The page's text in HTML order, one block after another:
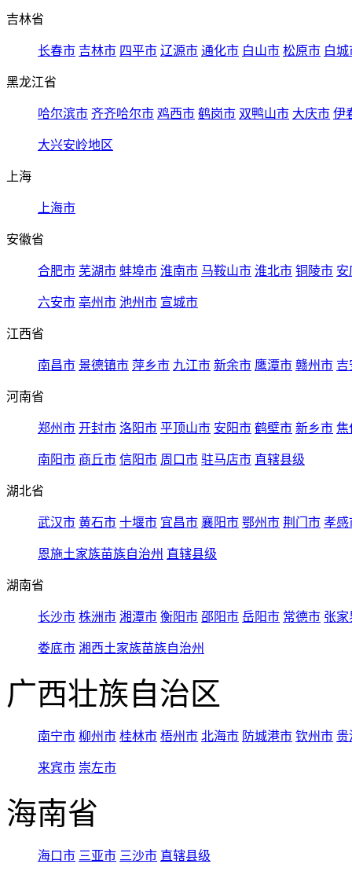
吉林省
长春市 吉林市 四平市 辽源市 通化市 白山市 松原市 白城
黑龙江省
哈尔滨市 齐齐哈尔市 鸡西市 鹤岗市 双鸭山市 大庆市 伊
大兴安岭地区
上海
上海市
安徽省
合肥市 芜湖市 蚌埠市 淮南市 马鞍山市 淮北市 铜陵市 安
六安市 亳州市 池州市 宣城市
江西省
南昌市 景德镇市 萍乡市 九江市 新余市 鹰潭市 赣州市 吉
河南省
郑州市 开封市 洛阳市 平顶山市 安阳市 鹤壁市 新乡市 焦
南阳市 商丘市 信阳市 周口市 驻马店市 直辖县级
湖北省
武汉市 黄石市 十堰市 宜昌市 襄阳市 鄂州市 荆门市 孝感
恩施土家族苗族自治州 直辖县级
湖南省
长沙市 株洲市 湘潭市 衡阳市 邵阳市 岳阳市 常德市 张家
娄底市 湘西土家族苗族自治州
广西壮族自治区
南宁市 柳州市 桂林市 梧州市 北海市 防城港市 钦州市 贵
来宾市 崇左市
海南省
海口市 三亚市 三沙市 直辖县级